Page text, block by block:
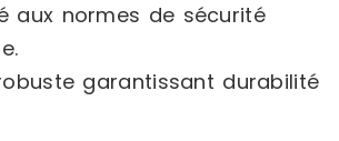
aux normes de sécurité
garantissant durabilité